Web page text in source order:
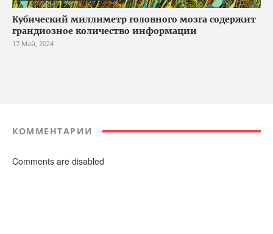
Кубический миллиметр головного мозга содержит
грандиозное количество информации
17 Май, 2024
КОММЕНТАРИИ
Comments are disabled